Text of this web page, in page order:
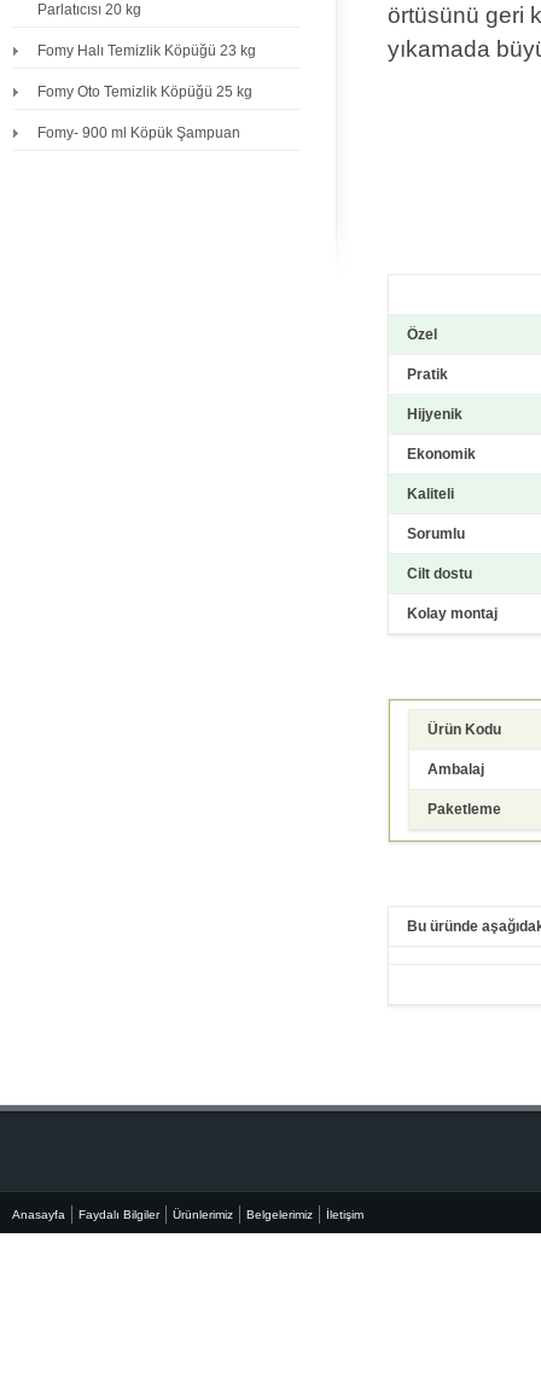
Parlatıcısı 20 kg
Fomy Halı Temizlik Köpüğü 23 kg
Fomy Oto Temizlik Köpüğü 25 kg
Fomy- 900 ml Köpük Şampuan
örtüsünü geri
yıkamada
Özel
Pratik
Hijyenik
Ekonomik
Kaliteli
Sorumlu
Cilt dostu
Kolay montaj
Ürün Kodu
Ambalaj
Paketleme
Bu üründe
Anasayfa Faydalı Bilgiler Ürünlerimiz Belgelerimiz İletişim